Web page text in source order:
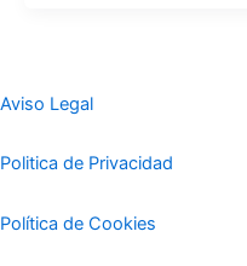
Aviso Legal
Politica de Privacidad
Política de Cookies